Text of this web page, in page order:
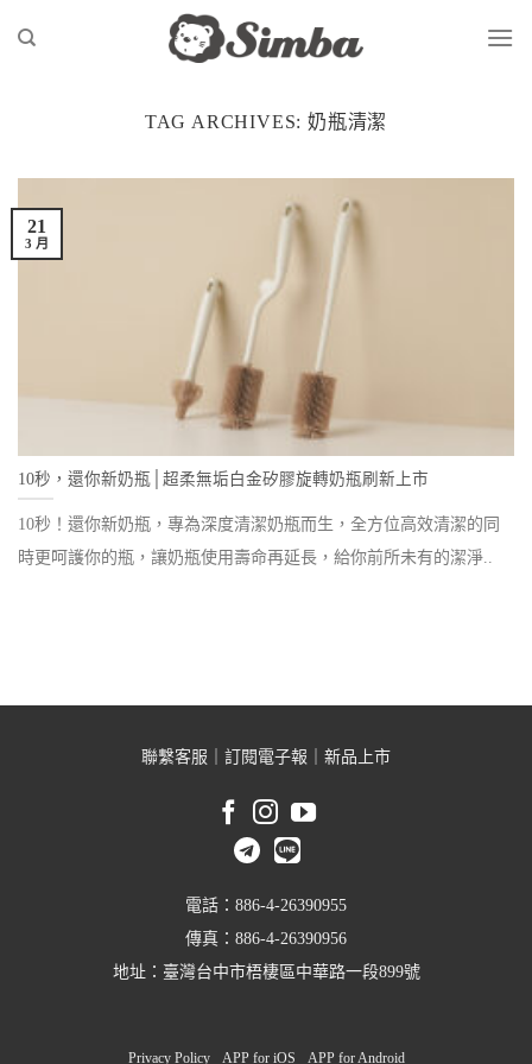
TAG ARCHIVES: 奶瓶清潔
10秒，還你新奶瓶│超柔無垢白金矽膠旋轉奶瓶刷新上市
10秒！還你新奶瓶，專為深度清潔奶瓶而生，全方位高效清潔的同
時更呵護你的瓶，讓奶瓶使用壽命再延長，給你前所未有的潔淨..
21
3 月
聯繫客服 訂閱電子報 新品上市
電話：886-4-26390955
傳真：886-4-26390956
地址：臺灣台中市梧棲區中華路一段899號
Privacy Policy APP for iOS APP for Android